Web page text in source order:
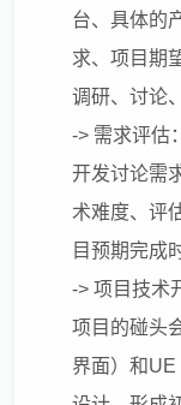
台、具体的
求、项目期
调研、讨论
-> 需求评估
开发讨论需
术难度、评
目预期完成
-> 项目技术
项目的碰头
界面）和